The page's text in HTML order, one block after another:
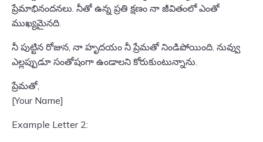
ప్రేమాభినందనలు. నీతో ఉన్న ప్రతి క్షణం నా జీవితంలో ఎంతో
ముఖ్యమైనది.
నీ పుట్టిన రోజున, నా హృదయం నీ ప్రేమతో నిండిపోయింది. నువ్వు
ఎల్లప్పుడూ సంతోషంగా ఉండాలని కోరుకుంటున్నాను.
ప్రేమతో,
[Your Name]
Example Letter 2: